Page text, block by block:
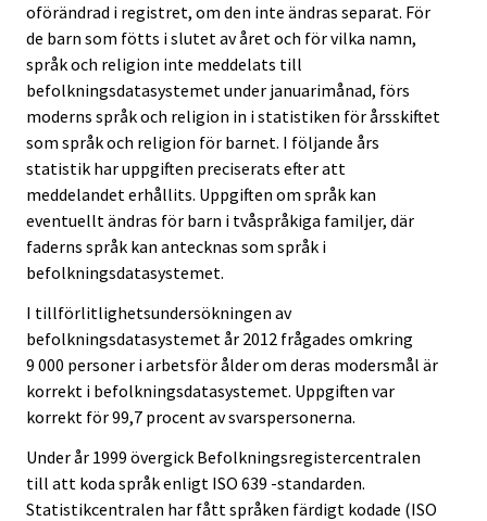
oförändrad i registret, om den inte ändras separat. För
de barn som fötts i slutet av året och för vilka namn,
språk och religion inte meddelats till
befolkningsdatasystemet under januarimånad, förs
moderns språk och religion in i statistiken för årsskiftet
som språk och religion för barnet. I följande års
statistik har uppgiften preciserats efter att
meddelandet erhållits. Uppgiften om språk kan
eventuellt ändras för barn i tvåspråkiga familjer, där
faderns språk kan antecknas som språk i
befolkningsdatasystemet.
I tillförlitlighetsundersökningen av
befolkningsdatasystemet år 2012 frågades omkring
9 000 personer i arbetsför ålder om deras modersmål är
korrekt i befolkningsdatasystemet. Uppgiften var
korrekt för 99,7 procent av svarspersonerna.
Under år 1999 övergick Befolkningsregistercentralen
till att koda språk enligt ISO 639 -standarden.
Statistikcentralen har fått språken färdigt kodade (ISO